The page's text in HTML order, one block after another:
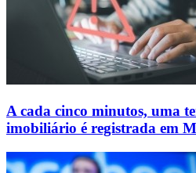
A cada cinco minutos, uma
imobiliário é registrada em